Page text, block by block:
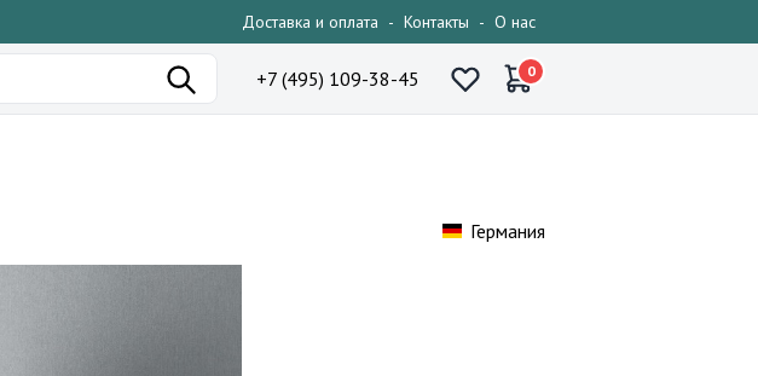
Доставка и оплата - Контакты - О нас
+7 (495) 109-38-45 0
Германия